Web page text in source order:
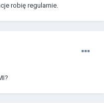
robię regularnie.